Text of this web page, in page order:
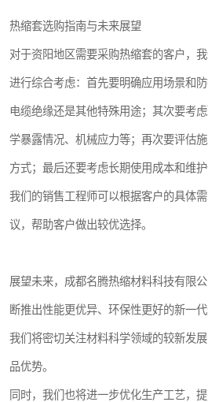
热缩套选购指南与未来展望
对于资阳地区需要采购热缩套的客户，
进行综合考虑：首先要明确应用场景和
电缆绝缘还是其他特殊用途；其次要考
学暴露情况、机械应力等；再次要评估
方式；最后还要考虑长期使用成本和维护
我们的销售工程师可以根据客户的具体
议，帮助客户做出较优选择。
展望未来，成都名腾热缩材料科技有限
断推出性能更优异、环保性更好的新一代
我们将密切关注材料科学领域的较新发
品优势。
同时，我们也将进一步优化生产工艺，